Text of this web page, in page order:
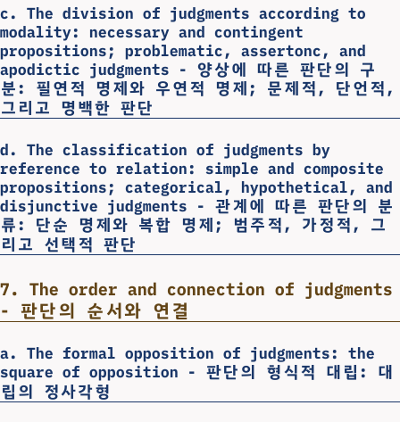
c. The division of judgments according to
modality: necessary and contingent
propositions; problematic, assertonc, and
apodictic judgments - 양상에 따른 판단의 구
분: 필연적 명제와 우연적 명제; 문제적, 단언적,
그리고 명백한 판단
d. The classification of judgments by
reference to relation: simple and composite
propositions; categorical, hypothetical, and
disjunctive judgments - 관계에 따른 판단의 분
류: 단순 명제와 복합 명제; 범주적, 가정적, 그
리고 선택적 판단
7. The order and connection of judgments
- 판단의 순서와 연결
a. The formal opposition of judgments: the
square of opposition - 판단의 형식적 대립: 대
립의 정사각형